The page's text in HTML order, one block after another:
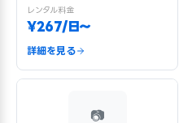
レンタル料金
¥267/日〜
詳細を見る